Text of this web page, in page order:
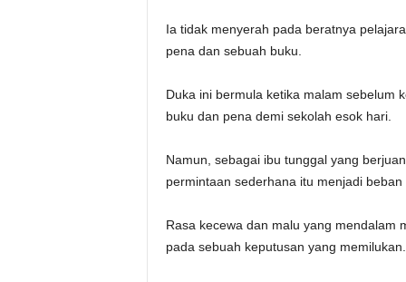
Ia tidak menyerah pada beratnya
pena dan sebuah buku.
Duka ini bermula ketika malam sebelum
buku dan pena demi sekolah esok hari.
Namun, sebagai ibu tunggal yang
permintaan sederhana itu menjadi
Rasa kecewa dan malu yang mendalam
pada sebuah keputusan yang memilukan.